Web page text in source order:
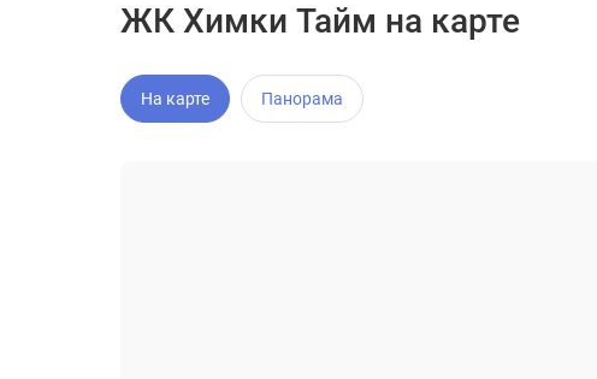
ЖК Химки Тайм на карте
На карте Панорама